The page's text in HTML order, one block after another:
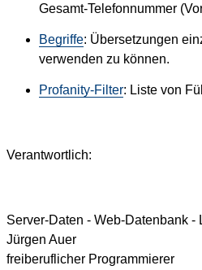
Gesamt-Telefonnummer
Begriffe: Übersetzungen
verwenden zu können.
Profanity-Filter: Liste von
Verantwortlich:
Server-Daten - Web-Datenbank -
Jürgen Auer
freiberuflicher Programmierer